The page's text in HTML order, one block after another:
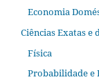
Economia
Ciências Exatas e
Física
Probabilidade e